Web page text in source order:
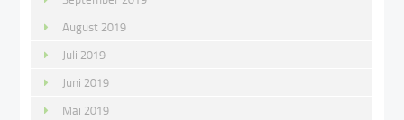
August 2019
Juli 2019
Juni 2019
Mai 2019